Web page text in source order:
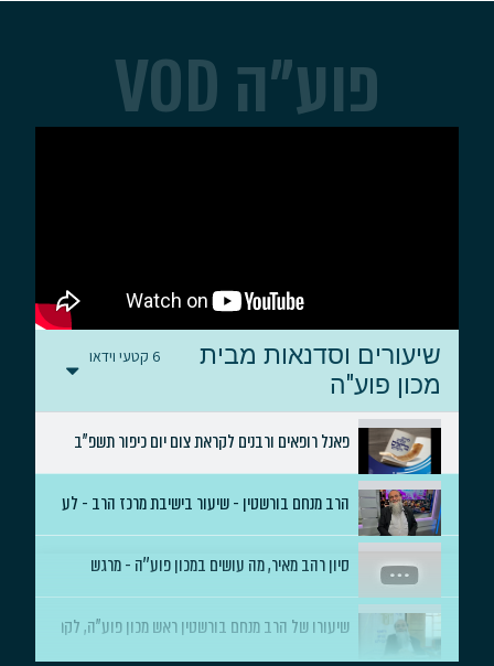
פוע"ה VOD
שיעורים וסדנאות מבית
מכון פוע"ה
6 קטעי וידאו
פאנל רופאים ורבנים לקראת צום יום כיפור תשפ"ב
הרב מנחם בורשטין - שיעור בישיבת מרכז הרב - לעילוי נשמת
סיון רהב מאיר, מה עושים במכון פוע''ה - מרגש
שיעורו של הרב מנחם בורשטין ראש מכון פוע"ה, לקראת